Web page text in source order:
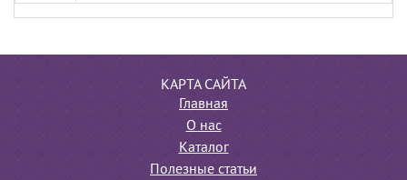
КАРТА САЙТА
Главная
О нас
Каталог
Полезные статьи